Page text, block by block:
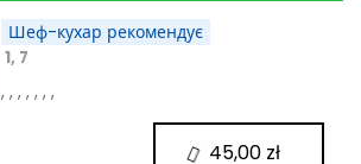
Шеф-кухар рекомендує
1, 7
, , , , , , ,